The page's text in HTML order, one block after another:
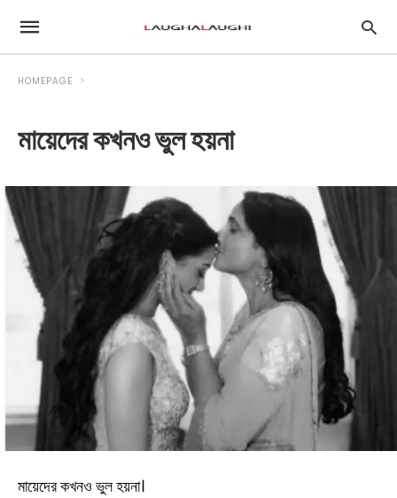
HOMEPAGE
মায়েদের কখনও ভুল হয়না
মায়েদের কখনও ভুল হয়না।